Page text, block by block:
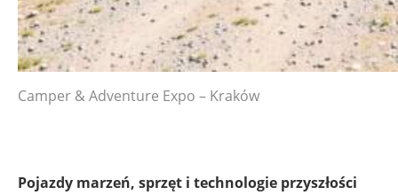
Camper & Adventure Expo – Kraków
Pojazdy marzeń, sprzęt i technologie przyszłości